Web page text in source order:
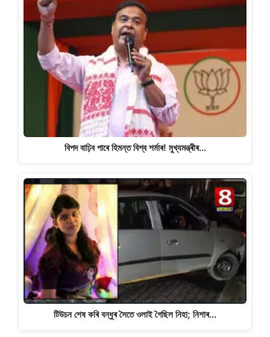
বিপদ বাঢ়িব পাৰে হিমন্ত বিশ্ব শৰ্মাৰ! মুখ্যমন্ত্ৰীৰ…
টিউচন শেষ কৰি বন্ধুৰ সৈতে ওলাই গৈছিল নিহা; নিশাৰ…